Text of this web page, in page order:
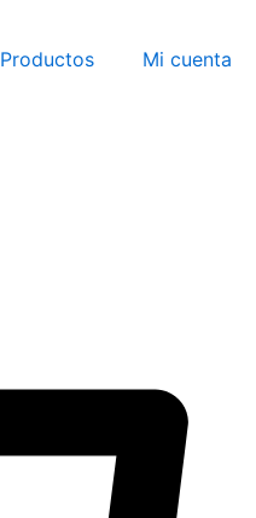
Productos
Mi cuenta